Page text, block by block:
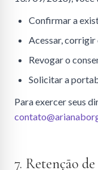
Confirmar a
Acessar, corrigir
Revogar o
Solicitar a
Para exercer seus
7. Retenção